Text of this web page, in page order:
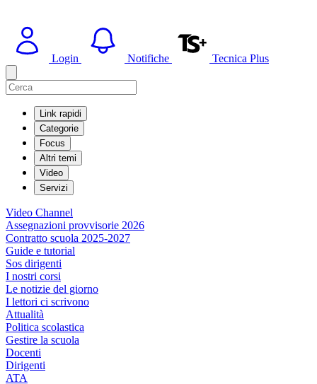
Login Notifiche Tecnica Plus
Link rapidi
Categorie
Focus
Altri temi
Video
Servizi
Video Channel
Assegnazioni provvisorie 2026
Contratto scuola 2025-2027
Guide e tutorial
Sos dirigenti
I nostri corsi
Le notizie del giorno
I lettori ci scrivono
Attualità
Politica scolastica
Gestire la scuola
Docenti
Dirigenti
ATA